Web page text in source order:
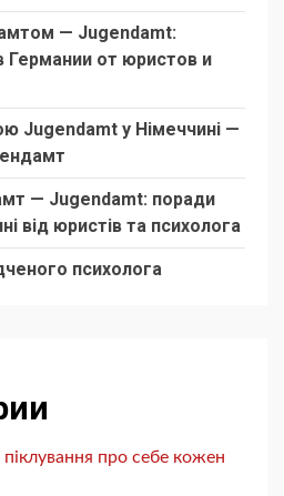
— Jugendamt:
Германии от юристов и
Jugendamt у Німеччині —
— Jugendamt: поради
від юристів та психолога
психолога
піклування про себе кожен